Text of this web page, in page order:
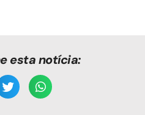
esta notícia: